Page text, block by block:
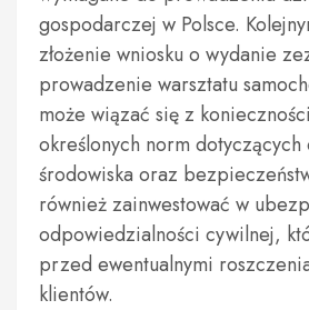
gospodarczej w Polsce.
złożenie wniosku o wydanie
prowadzenie warsztatu
może wiązać się z
określonych norm dotyczących
środowiska oraz
również zainwestować w
odpowiedzialności cywilnej,
przed ewentualnymi
klientów.